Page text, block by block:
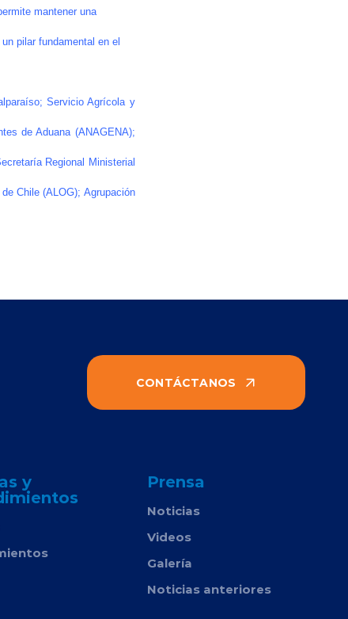
mantener una
pilar fundamental en el
Servicio Agrícola y
de Aduana (ANAGENA);
Regional Ministerial
Chile (ALOG); Agrupación
CONTÁCTANOS
y Prensa
Noticias
Videos
Galería
Noticias anteriores